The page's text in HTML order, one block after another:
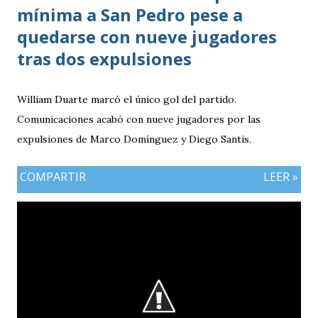
mínima a San Pedro pese a
quedarse con nueve jugadores
tras dos expulsiones
William Duarte marcó el único gol del partido.
Comunicaciones acabó con nueve jugadores por las
expulsiones de Marco Domínguez y Diego Santis.
COMPARTIR LEER »